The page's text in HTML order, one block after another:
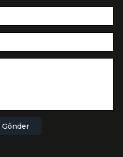
Gönder